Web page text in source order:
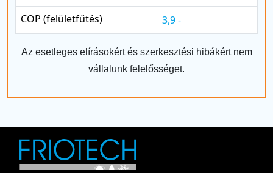
COP (felületfűtés)
3,9 -
Az esetleges elírásokért és szerkesztési hibákért nem
vállalunk felelősséget.